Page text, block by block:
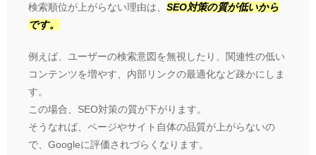
検索順位が上がらない理由は、 SEO対策の質が低いから
です。
例えば、ユーザーの検索意図を無視したり、関連性の低い
コンテンツを増やす、内部リンクの最適化など疎かにしま
す。
この場合、SEO対策の質が下がります。
そうなれば、ページやサイト自体の品質が上がらないの
で、Googleに評価されづらくなります。